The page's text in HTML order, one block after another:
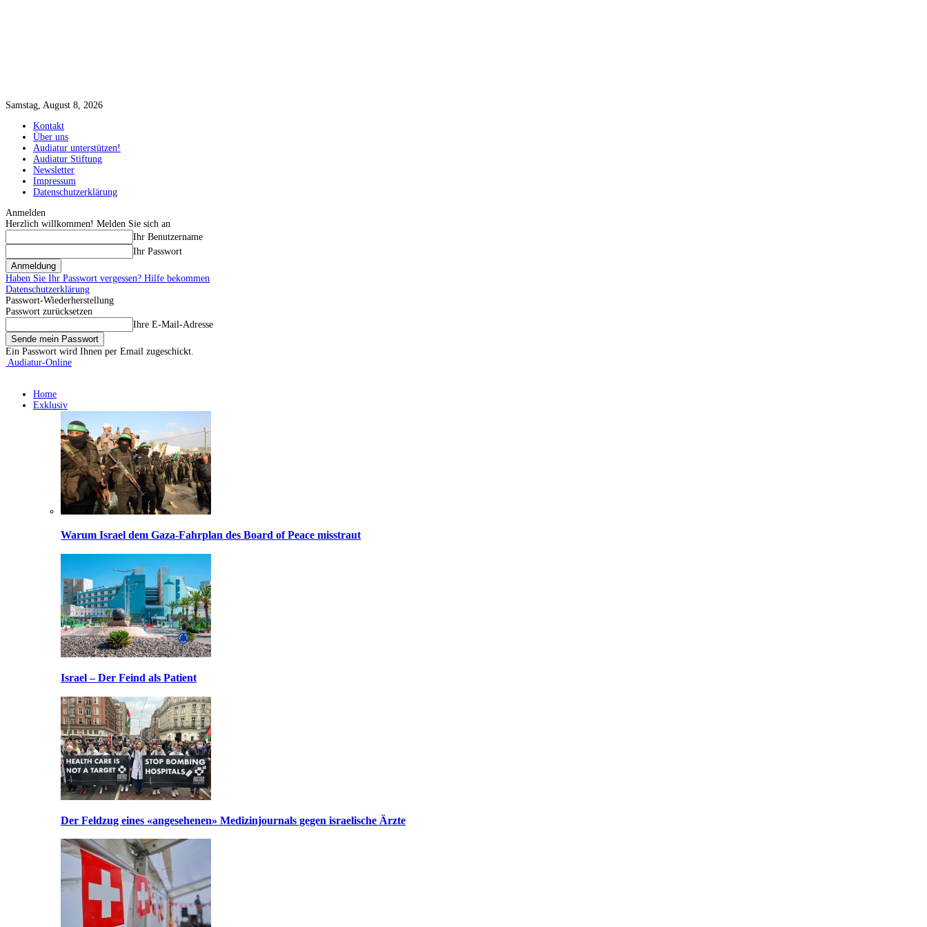
Samstag, August 8, 2026
Kontakt
Über uns
Audiatur unterstützen!
Audiatur Stiftung
Newsletter
Impressum
Datenschutzerklärung
Anmelden
Herzlich willkommen! Melden Sie sich an
Ihr Benutzername
Ihr Passwort
Haben Sie Ihr Passwort vergessen? Hilfe bekommen
Datenschutzerklärung
Passwort-Wiederherstellung
Passwort zurücksetzen
Ihre E-Mail-Adresse
Ein Passwort wird Ihnen per Email zugeschickt.
Audiatur-Online
Home
Exklusiv
Warum Israel dem Gaza-Fahrplan des Board of Peace misstraut
Israel – Der Feind als Patient
Der Feldzug eines «angesehenen» Medizinjournals gegen israelische Ärzte